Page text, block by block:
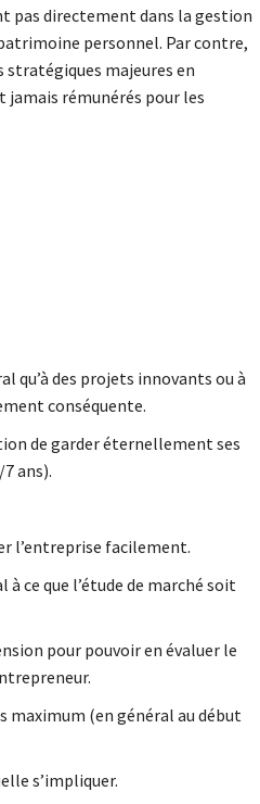
pas directement dans la gestion
personnel. Par contre,
majeures en
jamais rémunérés pour les
qu’à des projets innovants ou à
conséquente.
de garder éternellement ses
ans).
l’entreprise facilement.
ce que l’étude de marché soit
pour pouvoir en évaluer le
maximum (en général au début
s’impliquer.